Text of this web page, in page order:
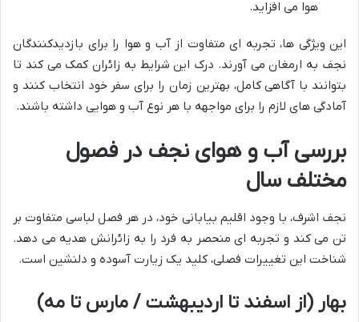
هوا می افزاید.
این ویژگی ها، تجربه ای متفاوت از آب و هوا را برای بازدیدکنندگان
نجف به ارمغان می آورند. درک این شرایط به زائران کمک می کند تا
بتوانند با آگاهی کامل، بهترین زمان را برای سفر خود انتخاب کنند و
آمادگی های لازم را برای مواجهه با هر نوع آب و هوایی داشته باشند.
بررسی آب و هوای نجف در فصول
مختلف سال
نجف اشرف، با وجود اقلیم بیابانی خود، در هر فصل لباسی متفاوت بر
تن می کند و تجربه ای منحصر به فرد را به زائرانش هدیه می دهد.
شناخت این تغییرات فصلی، کلید یک زیارت آسوده و دلنشین است.
بهار (از اسفند تا اردیبهشت / مارس تا مه)